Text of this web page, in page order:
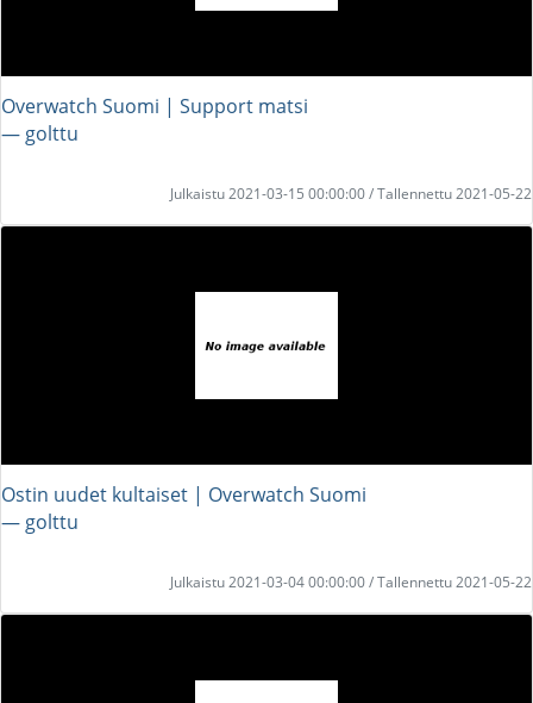
Overwatch Suomi | Support matsi
― golttu
Julkaistu 2021-03-15 00:00:00 / Tallennettu 2021-05-22
Ostin uudet kultaiset | Overwatch Suomi
― golttu
Julkaistu 2021-03-04 00:00:00 / Tallennettu 2021-05-22